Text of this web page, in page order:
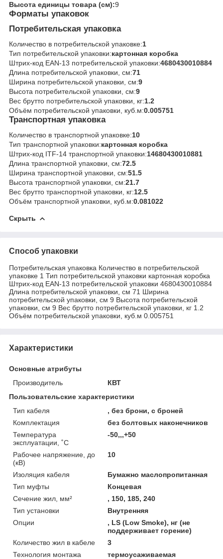
Высота единицы товара (см):9
Форматы упаковок
Потребительская упаковка
Количество в потребительской упаковке:1
Тип потребительской упаковки:картонная коробка
Штрих-код EAN-13 потребительской упаковки:4680430010884
Длина потребительской упаковки, см:71
Ширина потребительской упаковки, см:9
Высота потребительской упаковки, см:9
Вес брутто потребительской упаковки, кг:1.2
Объём потребительской упаковки, куб.м:0.005751
Транспортная упаковка
Количество в транспортной упаковке:10
Тип транспортной упаковки:картонная коробка
Штрих-код ITF-14 транспортной упаковки:14680430010881
Длина транспортной упаковки, см:72.5
Ширина транспортной упаковки, см:51.5
Высота транспортной упаковки, см:21.7
Вес брутто транспортной упаковки, кг:12.5
Объём транспортной упаковки, куб.м:0.081022
Скрыть
Способ упаковки
Потребительская упаковка Количество в потребительской
упаковке 1 Тип потребительской упаковки картонная коробка
Штрих-код EAN-13 потребительской упаковки 4680430010884
Длина потребительской упаковки, см 71 Ширина
потребительской упаковки, см 9 Высота потребительской
упаковки, см 9 Вес брутто потребительской упаковки, кг 1.2
Объём потребительской упаковки, куб.м 0.005751
Характеристики
Основные атрибуты
Производитель
КВТ
Пользовательские характеристики
Тип кабеля
, без брони, с броней
Комплектация
без болтовых наконечников
Температура
эксплуатации, ˚С
-50,,,+50
Рабочее напряжение, до
(кВ)
10
Изоляция кабеля
Бумажно маслопропитанная
Тип муфты
Концевая
Сечение жил, мм²
, 150, 185, 240
Тип установки
Внутренняя
Опции
, LS (Low Smoke), нг (не
поддерживает горение)
Количество жил в кабеле
3
Технология монтажа
термоусаживаемая